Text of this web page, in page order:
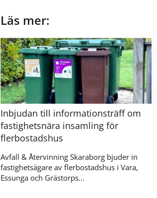
Läs mer:
Inbjudan till informationsträff om
fastighetsnära insamling för
flerbostadshus
Avfall & Återvinning Skaraborg bjuder in
fastighetsägare av flerbostadshus i Vara,
Essunga och Grästorps...